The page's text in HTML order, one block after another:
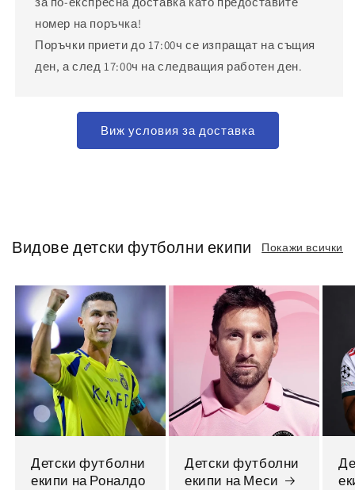
номер на поръчка!
Поръчки приети до 17:00ч се изпращат на същия
ден, а след 17:00ч на следващия работен ден.
Виж условия за доставка
Видове детски футболни екипи Покажи всички
Детски футболни
екипи на Роналдо
Детски футболни
екипи на Меси